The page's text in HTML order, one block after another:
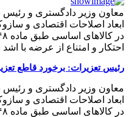
معاون وزیر دادگستری و رئیس
ابعاد اصلاحات اقتصادی و
احتکار و امتناع از عرضه با
رئیس تعزیرات: برخورد قاطع
معاون وزیر دادگستری و رئیس
ابعاد اصلاحات اقتصادی و
در کالاهای اساسی طبق ماده ۴۸ برنامه هفتم خبر داد و ...